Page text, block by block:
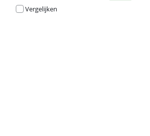
Vergelijken